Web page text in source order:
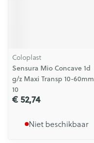
Coloplast
Sensura Mio Concave 1d
g/z Maxi Transp 10-60mm
10
€ 52,74
Niet beschikbaar